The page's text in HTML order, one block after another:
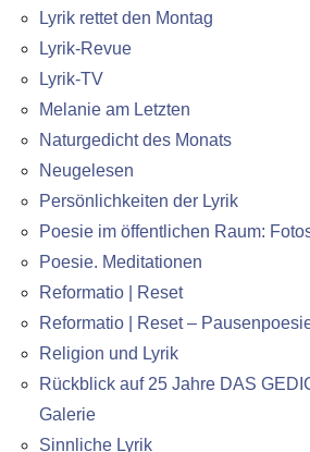
Lyrik rettet den Montag
Lyrik-Revue
Lyrik-TV
Melanie am Letzten
Naturgedicht des Monats
Neugelesen
Persönlichkeiten der Lyrik
Poesie im öffentlichen Raum:
Poesie. Meditationen
Reformatio | Reset
Reformatio | Reset –
Religion und Lyrik
Rückblick auf 25 Jahre DAS
Galerie
Sinnliche Lyrik